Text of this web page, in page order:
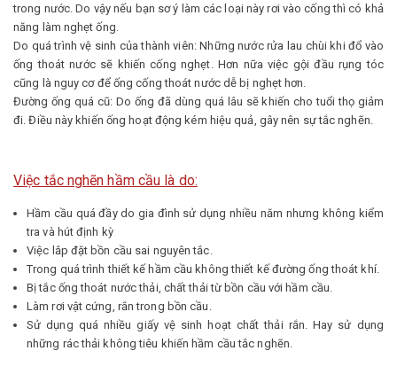
trong nước. Do vậy nếu bạn sơ ý làm các loại này rơi vào cống thì có khả
năng làm nghẹt ống.
Do quá trình vệ sinh của thành viên: Những nước rửa lau chùi khi đổ vào
ống thoát nước sẽ khiến cống nghẹt. Hơn nữa việc gội đầu rụng tóc
cũng là nguy cơ để ống cống thoát nước dễ bị nghẹt hơn.
Đường ống quá cũ: Do ống đã dùng quá lâu sẽ khiến cho tuổi thọ giảm
đi. Điều này khiến ống hoạt động kém hiệu quả, gây nên sự tắc nghẽn.
Việc tắc nghẽn hầm cầu là do:
Hầm cầu quá đầy do gia đình sử dụng nhiều năm nhưng không kiểm
tra và hút định kỳ
Việc lắp đặt bồn cầu sai nguyên tắc.
Trong quá trình thiết kế hầm cầu không thiết kế đường ống thoát khí.
Bị tắc ống thoát nước thải, chất thải từ bồn cầu với hầm cầu.
Làm rơi vật cứng, rắn trong bồn cầu.
Sử dụng quá nhiều giấy vệ sinh hoạt chất thải rắn. Hay sử dụng
những rác thải không tiêu khiến hầm cầu tắc nghẽn.